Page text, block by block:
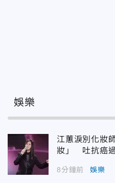
娛樂
江蕙淚別化妝
妝」 吐抗癌
8分鐘前 娛樂